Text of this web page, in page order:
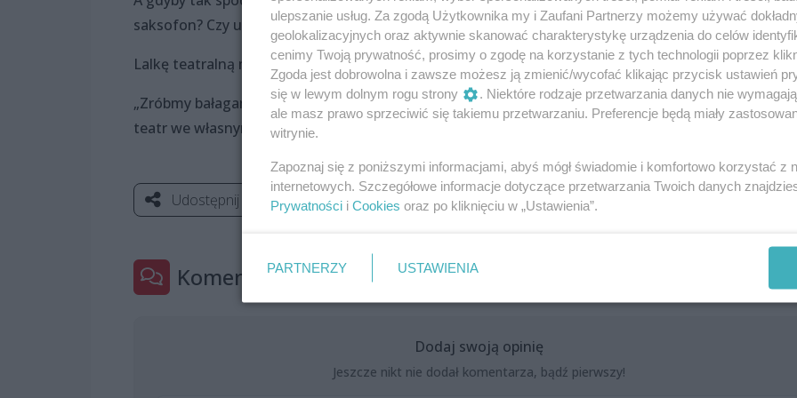
saksofon? Czy ubrania służą tylko do noszenia?...
Lalkę teatralną można zrobić naprawdę ze wszystkiego!
„Zróbmy bałagan” to interaktywna opowieść rozbudzająca kreatywność i zachęcająca do zabawy w
teatr we własnym domu.
Udostępnij
Komentarze 0
Dodaj swoją opinię
Jeszcze nikt nie dodał komentarza, bądź pierwszy!
ulepszanie usług. Za zgodą Użytkownika my i Zaufani Partnerzy możemy używać
geolokalizacyjnych oraz aktywnie skanować charakterystykę urządzenia do celów
cenimy Twoją prywatność, prosimy o zgodę na korzystanie z tych technologii poprzez
Zgoda jest dobrowolna i zawsze możesz ją zmienić/wycofać klikając przycisk ustawień
się w lewym dolnym rogu strony
. Niektóre rodzaje przetwarzania danych nie
ale masz prawo sprzeciwić się takiemu przetwarzaniu. Preferencje będą miały
witrynie.
Zapoznaj się z poniższymi informacjami, abyś mógł świadomie i komfortowo korzystać z
internetowych. Szczegółowe informacje dotyczące przetwarzania Twoich danych
Prywatności i Cookies oraz po kliknięciu w „Ustawienia”.
PARTNERZY USTAWIENIA